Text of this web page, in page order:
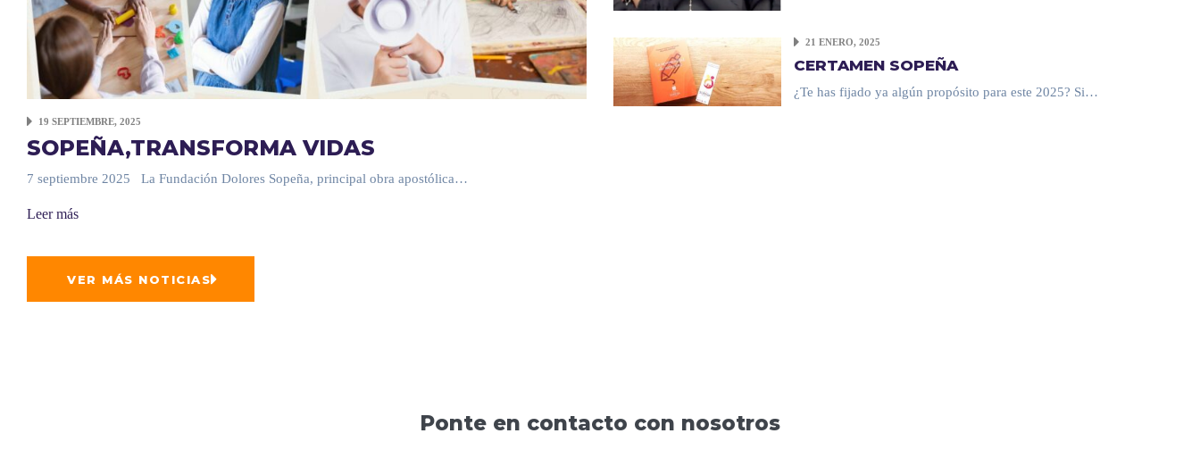
19 SEPTIEMBRE, 2025
SOPEÑA,TRANSFORMA VIDAS
7 septiembre 2025 La Fundación Dolores Sopeña, principal obra apostólica…
Leer más
21 ENERO, 2025
CERTAMEN SOPEÑA
¿Te has fijado ya algún propósito para este 2025? Si…
VER MÁS NOTICIAS
Ponte en contacto con nosotros